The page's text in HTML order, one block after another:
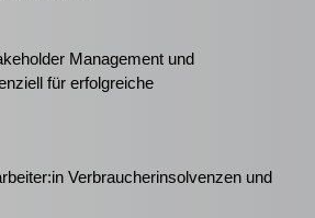
Management und
für erfolgreiche
Verbraucherinsolvenzen und